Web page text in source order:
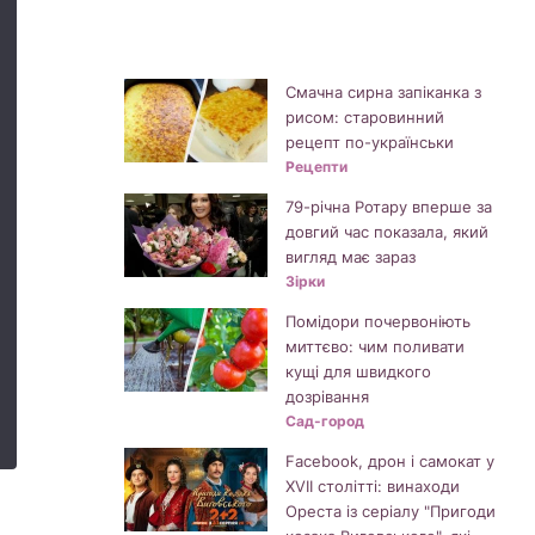
Смачна сирна запіканка з
рисом: старовинний
рецепт по-українськи
Рецепти
79-річна Ротару вперше за
довгий час показала, який
вигляд має зараз
Зірки
Помідори почервоніють
миттєво: чим поливати
кущі для швидкого
дозрівання
Сад-город
Facebook, дрон і самокат у
XVII столітті: винаходи
Ореста із серіалу "Пригоди